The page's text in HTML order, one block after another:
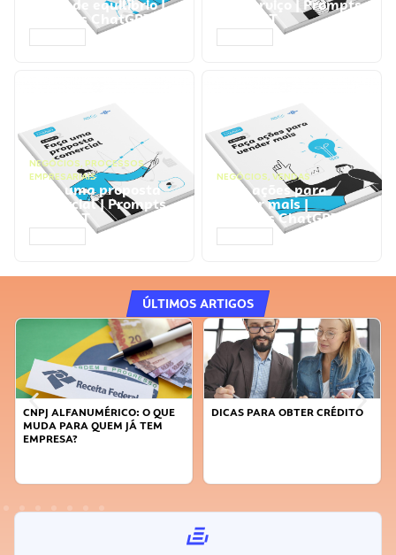
ponto de equilíbrio |
Prompts ChatGPT
seu serviço | Prompts
ChatGPT
NEGÓCIOS, PROCESSOS
EMPRESARIAIS
Faça uma proposta
comercial | Prompts
ChatGPT
NEGÓCIOS, VENDAS
Faça ações para
vender mais |
Prompts ChatGPT
ÚLTIMOS ARTIGOS
QUE
DICAS PARA OBTER CRÉDITO
FAÇA A DIFERENÇA: SEJA